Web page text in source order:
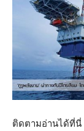
ติดตามอ่านได้ที่นี่